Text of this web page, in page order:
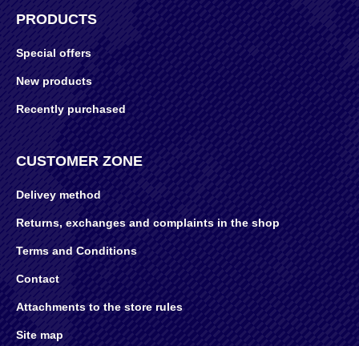
PRODUCTS
Special offers
New products
Recently purchased
CUSTOMER ZONE
Delivey method
Returns, exchanges and complaints in the shop
Terms and Conditions
Contact
Attachments to the store rules
Site map